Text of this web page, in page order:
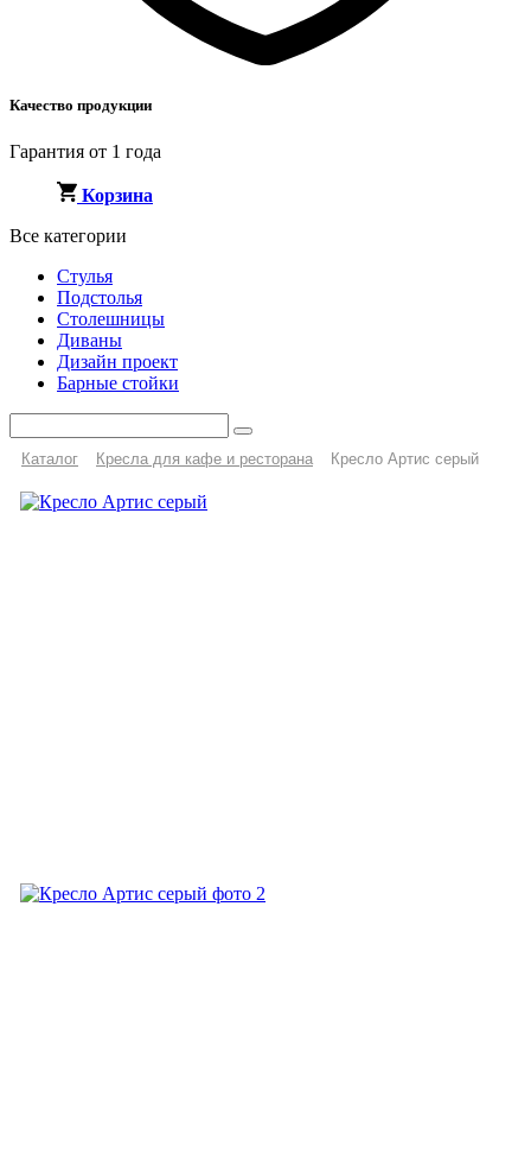
Качество продукции
Гарантия от 1 года
Корзина
Все категории
Стулья
Подстолья
Столешницы
Диваны
Дизайн проект
Барные стойки
Каталог Кресла для кафе и ресторана Кресло Артис серый